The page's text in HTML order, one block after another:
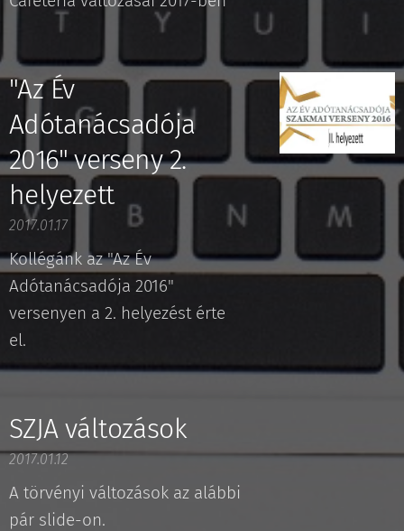
"Az Év
Adótanácsadója
2016" verseny 2.
helyezett
2017.01.17
Kollégánk az "Az Év
Adótanácsadója 2016"
versenyen a 2. helyezést érte
el.
SZJA változások
2017.01.12
A törvényi változások az alábbi
pár slide-on.